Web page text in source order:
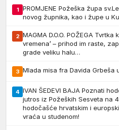
1
PROMJENE Požeška župa
novog župnika, kao i župe u
2 MAGMA D.O.O. POŽEGA
vremena’ – prihod im raste,
grade veliku halu…
3 Mlada misa fra Davida Grbeša
4 IVAN ŠEDEVI BAJA Poznati
jutros iz Požeških Sesveta na
hodočašće hrvatskim i
vraća u studenom!